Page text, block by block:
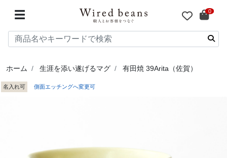
☰ 0
ホーム 生涯を添い遂げるマグ 有田焼 39Arita（佐賀）
名入れ可 側面エッチングへ変更可